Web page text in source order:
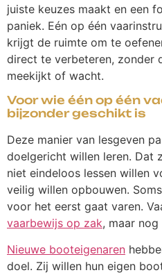
juiste keuzes maakt en een
paniek. Eén op één
krijgt de ruimte om te
direct te verbeteren, zonder
meekijkt of wacht.
Voor wie één op één
bijzonder geschikt is
Deze manier van lesgeven
doelgericht willen leren. Dat
niet eindeloos lessen willen
veilig willen opbouwen.
voor het eerst gaat varen.
vaarbewijs op zak, maar
Nieuwe booteigenaren
doel. Zij willen hun eigen